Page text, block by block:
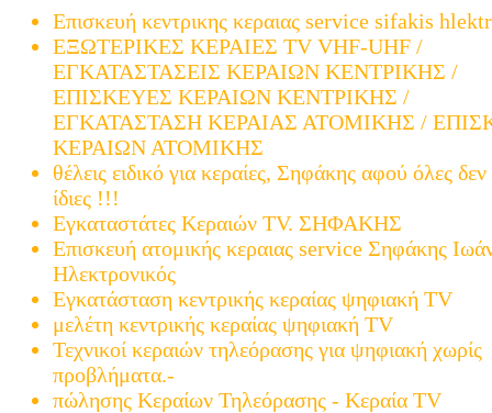
Επισκευή κεντρικης κεραιας service sifakis
ΕΞΩΤΕΡΙΚΕΣ ΚΕΡΑΙΕΣ TV VHF-UHF /
ΕΓΚΑΤΑΣΤΑΣΕΙΣ ΚΕΡΑΙΩΝ ΚΕΝΤΡΙΚΗΣ /
ΕΠΙΣΚΕΥΕΣ ΚΕΡΑΙΩΝ ΚΕΝΤΡΙΚΗΣ /
ΕΓΚΑΤΑΣΤΑΣΗ ΚΕΡΑΙΑΣ ΑΤΟΜΙΚΗΣ /
ΚΕΡΑΙΩΝ ΑΤΟΜΙΚΗΣ
θέλεις ειδικό για κεραίες, Σηφάκης αφού όλες δεν
ίδιες !!!
Εγκαταστάτες Κεραιών TV. ΣΗΦΑΚΗΣ
Επισκευή ατομικής κεραιας service Σηφάκης
Ηλεκτρονικός
Εγκατάσταση κεντρικής κεραίας ψηφιακή TV
μελέτη κεντρικής κεραίας ψηφιακή TV
Τεχνικοί κεραιών τηλεόρασης για ψηφιακή χωρίς
προβλήματα.-
πώλησης Κεραίων Τηλεόρασης - Κεραία TV